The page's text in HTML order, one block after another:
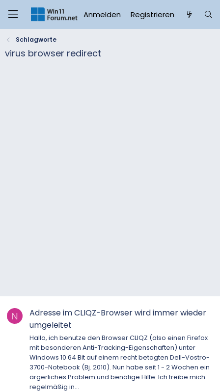
Anmelden Registrieren
Schlagworte
virus browser redirect
N
Adresse im CLIQZ-Browser wird immer wieder
umgeleitet
Hallo, ich benutze den Browser CLIQZ (also einen Firefox
mit besonderen Anti-Tracking-Eigenschaften) unter
Windows 10 64 Bit auf einem recht betagten Dell-Vostro-
3700-Notebook (Bj. 2010). Nun habe seit 1 - 2 Wochen ein
ärgerliches Problem und benötige Hilfe: Ich treibe mich
regelmäßig in...